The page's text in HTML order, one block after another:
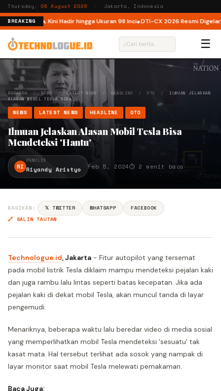
Thursday,06 August 2026 · Jakarta, Indonesia
BREAKING
Indonesia, Kini Hadir hingga Ukuran 98 Inci DTI-CX 2026 Resmi Digelar,
⌕ ☰
BERANDA / NEWS / LATEST NEWS / HEADLINE /OTO /ILMUAN JELASKAN
ALASAN MOBIL TESLA BISA…
NEWS LATEST NEWS HEADLINE OTO
Ilmuan Jelaskan Alasan Mobil Tesla Bisa
Mendeteksi 'Hantu'
RI
PENULIS
Riyandy Aristyo Feb 5, 2024⏱ 2 menit baca
BAGIKAN: 𝕏 TWITTER WHATSAPP
FACEBOOK
🔗 SALIN TAUTAN
Technologue.id, Jakarta - Fitur autopilot yang tersemat
pada mobil listrik Tesla diklaim mampu mendeteksi pejalan kaki
dan juga rambu lalu lintas seperti batas kecepatan. Jika ada
pejalan kaki di dekat mobil Tesla, akan muncul tanda di layar
pengemudi.
Menariknya, beberapa waktu lalu beredar video di media sosial
yang memperlihatkan mobil Tesla mendeteksi 'sesuatu' tak
kasat mata. Hal tersebut terlihat ada sosok yang nampak di
layar monitor saat mobil Tesla melewati pemakaman.
Baca Juga: